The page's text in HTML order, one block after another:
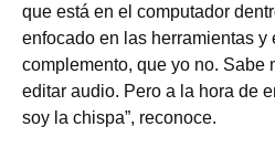
que está en el computador
enfocado en las herramientas y
complemento, que yo no. Sabe
editar audio. Pero a la hora de
soy la chispa”, reconoce.